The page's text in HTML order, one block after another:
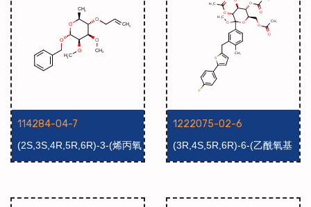
114284-04-7
(2S,3S,4R,5R,6R)-3-(烯丙氧
基)-6-(苄氧基)-4,5-二甲氧
1222075-02-6
(3R,4S,5R,6R)-6-(乙酰氧基
甲基)-2-(3-((5-(4-氟苯基)噻
喃-3,4,5-三酯